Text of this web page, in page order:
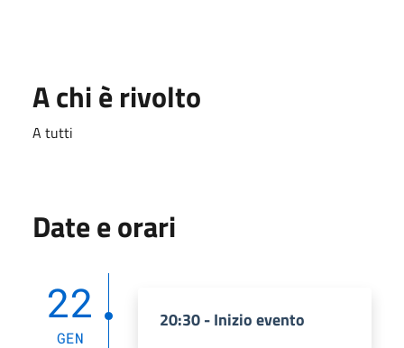
A chi è rivolto
A tutti
Date e orari
22
GEN
20:30 - Inizio evento